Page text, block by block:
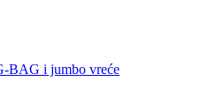
BAG i jumbo vreće